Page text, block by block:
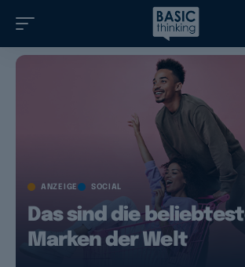
ANZEIGE SOCIAL
Das sind die
Marken der Welt